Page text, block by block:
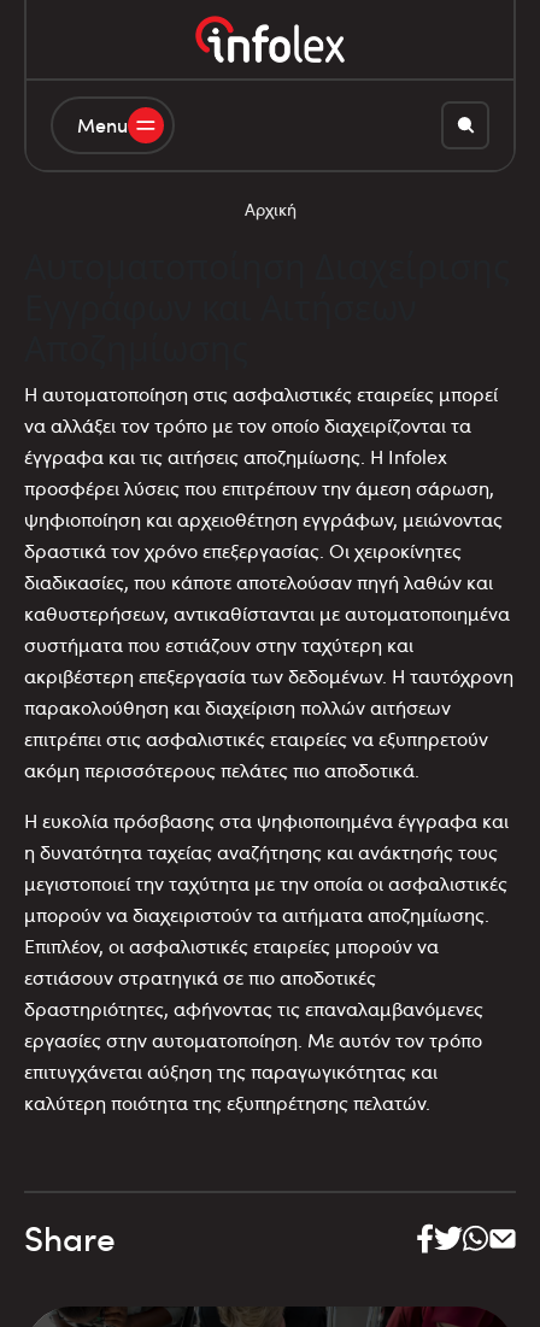
Menu
Αρχική
Η αυτοματοποίηση στις ασφαλιστικές εταιρείες μπορεί
να αλλάξει τον τρόπο με τον οποίο διαχειρίζονται τα
έγγραφα και τις αιτήσεις αποζημίωσης. Η Infolex
προσφέρει λύσεις που επιτρέπουν την άμεση σάρωση,
ψηφιοποίηση και αρχειοθέτηση εγγράφων, μειώνοντας
δραστικά τον χρόνο επεξεργασίας. Οι χειροκίνητες
διαδικασίες, που κάποτε αποτελούσαν πηγή λαθών και
καθυστερήσεων, αντικαθίστανται με αυτοματοποιημένα
συστήματα που εστιάζουν στην ταχύτερη και
ακριβέστερη επεξεργασία των δεδομένων. Η ταυτόχρονη
παρακολούθηση και διαχείριση πολλών αιτήσεων
επιτρέπει στις ασφαλιστικές εταιρείες να εξυπηρετούν
ακόμη περισσότερους πελάτες πιο αποδοτικά.
Η ευκολία πρόσβασης στα ψηφιοποιημένα έγγραφα και
η δυνατότητα ταχείας αναζήτησης και ανάκτησής τους
μεγιστοποιεί την ταχύτητα με την οποία οι ασφαλιστικές
μπορούν να διαχειριστούν τα αιτήματα αποζημίωσης.
Επιπλέον, οι ασφαλιστικές εταιρείες μπορούν να
εστιάσουν στρατηγικά σε πιο αποδοτικές
δραστηριότητες, αφήνοντας τις επαναλαμβανόμενες
εργασίες στην αυτοματοποίηση. Με αυτόν τον τρόπο
επιτυγχάνεται αύξηση της παραγωγικότητας και
καλύτερη ποιότητα της εξυπηρέτησης πελατών.
Share